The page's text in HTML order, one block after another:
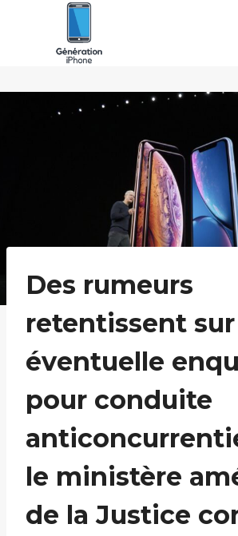
Des rumeurs
retentissent
éventuelle
pour conduite
le ministère
de la Justice